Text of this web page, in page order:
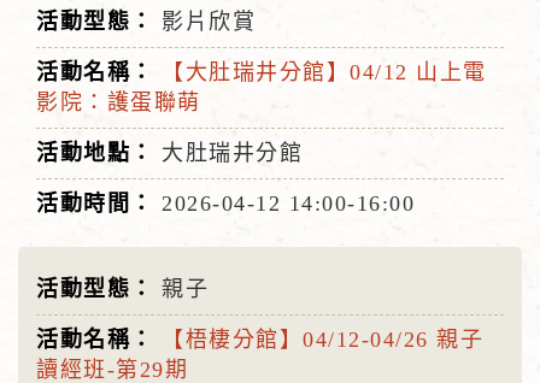
影片欣賞
【大肚瑞井分館】04/12 山上電
影院：護蛋聯萌
大肚瑞井分館
2026-04-12 14:00-16:00
親子
【梧棲分館】04/12-04/26 親子
讀經班-第29期